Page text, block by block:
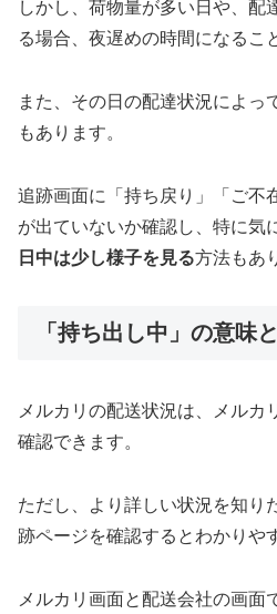
しかし、荷物量が多い日や、配
る場合、夜遅めの時間になるこ
また、その日の配達状況によっ
もあります。
追跡画面に「持ち戻り」「ご不
が出ていないか確認し、特に気
日中は少し様子を見る方法もあ
「持ち出し中」の意味
メルカリの配送状況は、メルカ
確認できます。
ただし、より詳しい状況を知り
跡ページを確認するとわかりや
メルカリ画面と配送会社の画面